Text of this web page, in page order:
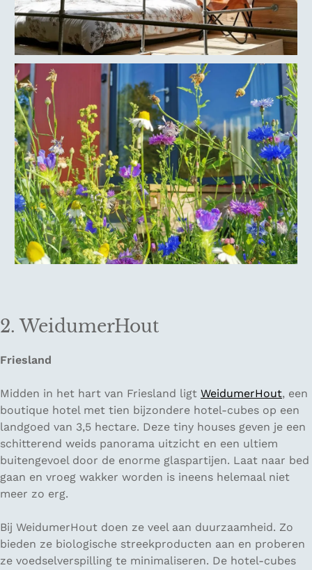
2. WeidumerHout
Friesland
Midden in het hart van Friesland ligt WeidumerHout, een
boutique hotel met tien bijzondere hotel-cubes op een
landgoed van 3,5 hectare. Deze tiny houses geven je een
schitterend weids panorama uitzicht en een ultiem
buitengevoel door de enorme glaspartijen. Laat naar bed
gaan en vroeg wakker worden is ineens helemaal niet
meer zo erg.
Bij WeidumerHout doen ze veel aan duurzaamheid. Zo
bieden ze biologische streekproducten aan en proberen
ze voedselverspilling te minimaliseren. De hotel-cubes